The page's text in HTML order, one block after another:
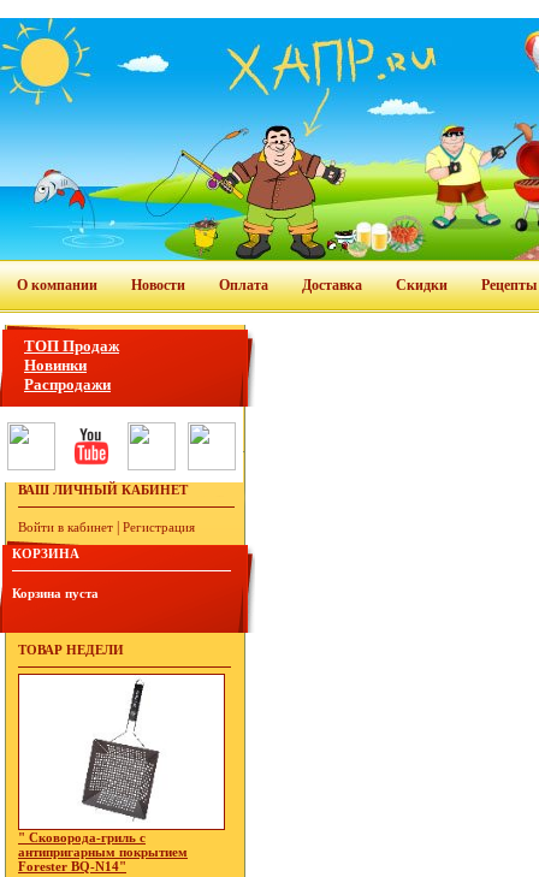
О компании Новости Оплата Доставка Скидки Рецепты
ТОП Продаж
Новинки
Распродажи
ВАШ ЛИЧНЫЙ КАБИНЕТ
Войти в кабинет
Регистрация
КОРЗИНА
Корзина пуста
ТОВАР НЕДЕЛИ
" Сковорода-гриль с
антипригарным покрытием
Forester BQ-N14"